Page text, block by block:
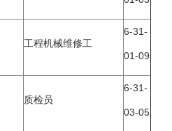
工程机械维修工
6-31-
01-09
质检员
6-31-
03-05